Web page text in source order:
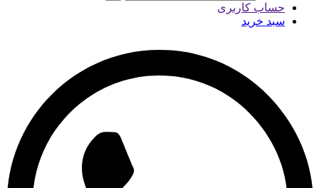
حساب کاربری
سبد خرید